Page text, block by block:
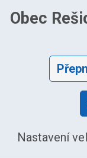
Obec
Nastavení